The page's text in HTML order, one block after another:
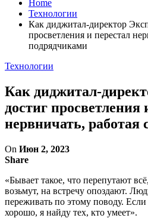
Home
Технологии
Как диджитал-директор
просветления и перестал
подрядчиками
Технологии
Как диджитал-
достиг просветления
нервничать, работая
On Июн 2, 2023
Share
«Бывает такое, что перепутают
возьмут, на встречу опоздают.
переживать по этому поводу. Если
хорошо, я найду тех, кто умеет».